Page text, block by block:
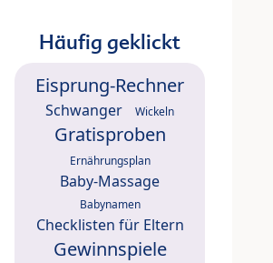
Häufig geklickt
Eisprung-Rechner
Schwanger Wickeln
Gratisproben
Ernährungsplan
Baby-Massage
Babynamen
Checklisten für Eltern
Gewinnspiele